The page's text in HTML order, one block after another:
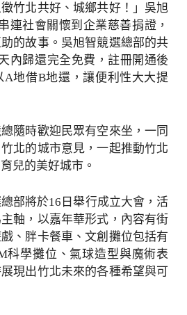
徵竹北共好、城鄉共好！」吳旭
連社會關懷到企業慈善捐證，
的故事。吳旭智競選總部的共
內歸還完全免費，註冊開通後
A地借B地還，讓便利性大大提
隨時歡迎民眾有空來坐，一同
北的城市意見，一起推動竹北
兒的美好城市。
部將於16日舉行成立大會，活
軸，以嘉年華形式，內容有街
、胖卡餐車、文創攤位包括有
科學攤位、氣球造型與魔術表
現出竹北未來的各種希望與可